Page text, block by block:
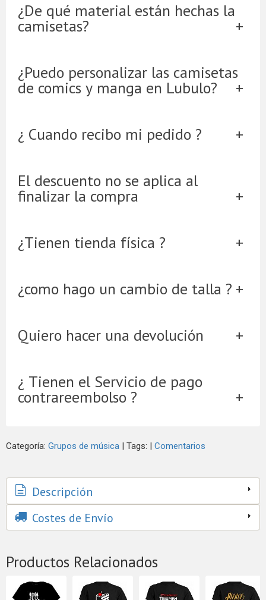
¿De qué material están hechas la
camisetas?
¿Puedo personalizar las camisetas
de comics y manga en Lubulo?
¿ Cuando recibo mi pedido ?
El descuento no se aplica al
finalizar la compra
¿Tienen tienda física ?
¿como hago un cambio de talla ?
Quiero hacer una devolución
¿ Tienen el Servicio de pago
contrareembolso ?
Categoría: Grupos de música Tags: Comentarios
Descripción
Costes de Envío
Productos Relacionados